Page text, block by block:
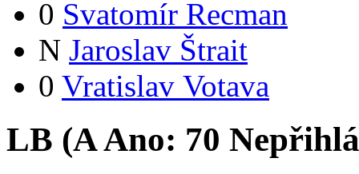
0 Svatomír Recman
N Jaroslav Štrait
0 Vratislav Votava
LB (AAno: 70